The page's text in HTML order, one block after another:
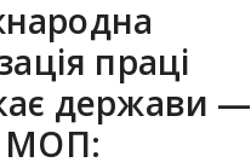
праці
держави —
МОП: